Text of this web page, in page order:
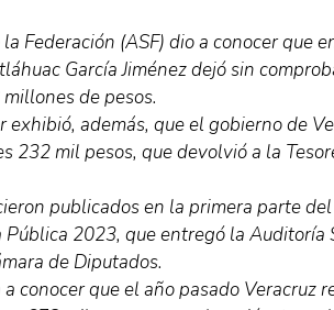
Federación (ASF) dio a conocer que
García Jiménez dejó sin
de pesos.
exhibió, además, que el gobierno de
232 mil pesos, que devolvió a la
publicados en la primera parte
Pública 2023, que entregó la Auditoría
de Diputados.
conocer que el año pasado Veracruz